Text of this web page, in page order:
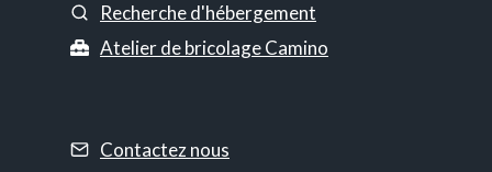
Recherche d'hébergement
Atelier de bricolage Camino
Contactez nous